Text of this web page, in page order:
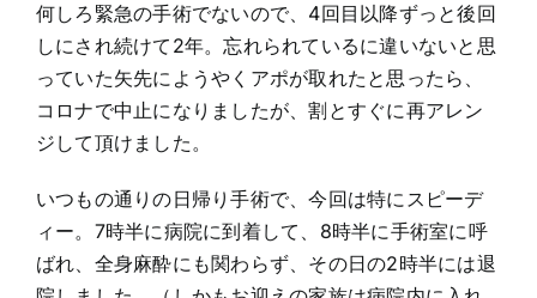
何しろ緊急の手術でないので、4回目以降ずっと後回
しにされ続けて2年。忘れられているに違いないと思
っていた矢先にようやくアポが取れたと思ったら、
コロナで中止になりましたが、割とすぐに再アレン
ジして頂けました。
いつもの通りの日帰り手術で、今回は特にスピーデ
ィー。7時半に病院に到着して、8時半に手術室に呼
ばれ、全身麻酔にも関わらず、その日の2時半には退